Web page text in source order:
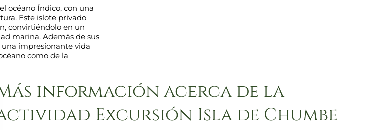
océano Índico, con una
Este islote privado
convirtiéndolo en un
marina. Además de sus
impresionante vida
como de la
información acerca de la
Excursión Isla de Chumbe